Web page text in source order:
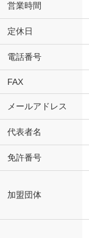
営業時間
定休日
電話番号
FAX
メールアドレス
代表者名
免許番号
加盟団体